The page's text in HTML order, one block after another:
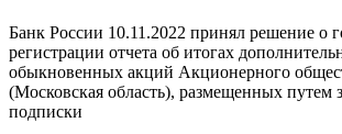
Банк России 10.11.2022 принял решение о
регистрации отчета об итогах
обыкновенных акций Акционерного
(Московская область), размещенных путем
подписки